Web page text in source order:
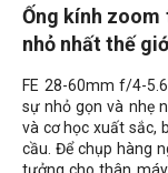
Ống kính
nhỏ nhất thế
FE 28-60mm f/4-
sự nhỏ gọn và nhẹ
và cơ học xuất sắc,
cầu. Để chụp hàng